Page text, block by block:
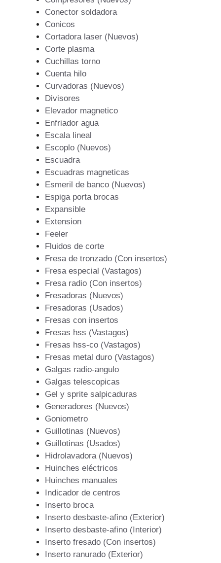
Conector soldadora
Conicos
Cortadora laser (Nuevos)
Corte plasma
Cuchillas torno
Cuenta hilo
Curvadoras (Nuevos)
Divisores
Elevador magnetico
Enfriador agua
Escala lineal
Escoplo (Nuevos)
Escuadra
Escuadras magneticas
Esmeril de banco (Nuevos)
Espiga porta brocas
Expansible
Extension
Feeler
Fluidos de corte
Fresa de tronzado (Con insertos)
Fresa especial (Vastagos)
Fresa radio (Con insertos)
Fresadoras (Nuevos)
Fresadoras (Usados)
Fresas con insertos
Fresas hss (Vastagos)
Fresas hss-co (Vastagos)
Fresas metal duro (Vastagos)
Galgas radio-angulo
Galgas telescopicas
Gel y sprite salpicaduras
Generadores (Nuevos)
Goniometro
Guillotinas (Nuevos)
Guillotinas (Usados)
Hidrolavadora (Nuevos)
Huinches eléctricos
Huinches manuales
Indicador de centros
Inserto broca
Inserto desbaste-afino (Exterior)
Inserto desbaste-afino (Interior)
Inserto fresado (Con insertos)
Inserto ranurado (Exterior)